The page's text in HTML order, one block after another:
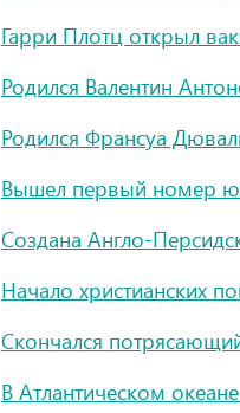
Гарри Плотц открыл
Родился Валентин
Родился Франсуа
Вышел первый номер
Создана Англо-
Начало христианских
Скончался
В Атлантическом